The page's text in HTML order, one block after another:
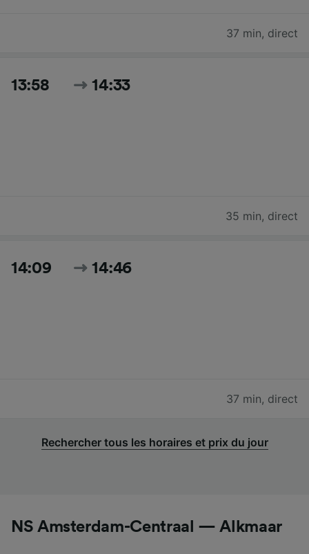
37 min, direct
13:58 14:33
35 min, direct
14:09 14:46
37 min, direct
Rechercher tous les horaires et prix du jour
NS Amsterdam-Centraal — Alkmaar